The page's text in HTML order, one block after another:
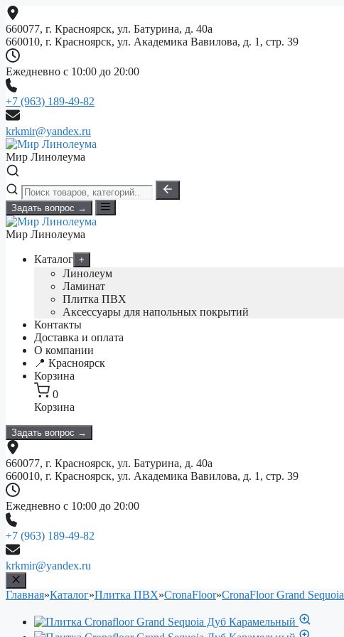
Перейти
к
содержимому
660077, г. Красноярск, ул. Батурина, д. 40а
660010, г. Красноярск, ул. Академика Вавилова, д. 1, стр. 39
Ежедневно с 10:00 до 20:00
+7 (963) 189-49-82
krkmir@yandex.ru
Мир Линолеума
Задать вопрос →
Мир Линолеума
Каталог +
Линолеум
Ламинат
Плитка ПВХ
Аксессуары для напольных покрытий
Контакты
Доставка и оплата
О компании
📍 Красноярск
Корзина
0
Корзина
Задать вопрос →
660077, г. Красноярск, ул. Батурина, д. 40а
660010, г. Красноярск, ул. Академика Вавилова, д. 1, стр. 39
Ежедневно с 10:00 до 20:00
+7 (963) 189-49-82
krkmir@yandex.ru
Главная»Каталог»Плитка ПВХ»CronaFloor»CronaFloor Grand Sequoia